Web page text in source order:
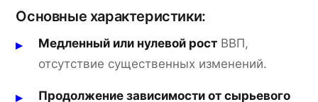
Основные характеристики:
Медленный или нулевой рост ВВП,
отсутствие существенных изменений.
Продолжение зависимости от сырьевого